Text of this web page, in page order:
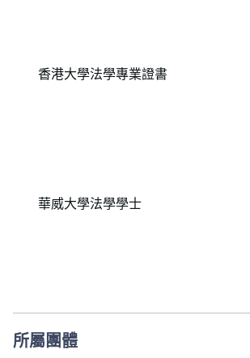
香港大學法學專業證書
華威大學法學學士
所屬團體